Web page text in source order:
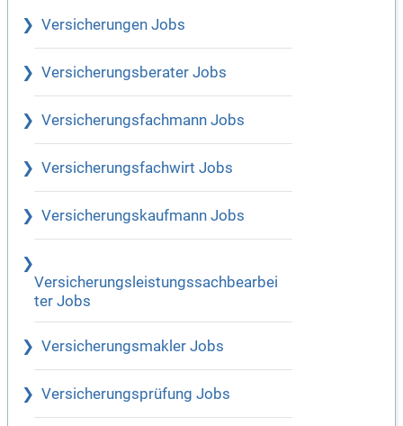
Versicherungen Jobs
Versicherungsberater Jobs
Versicherungsfachmann Jobs
Versicherungsfachwirt Jobs
Versicherungskaufmann Jobs
Versicherungsleistungssachbearbei
ter Jobs
Versicherungsmakler Jobs
Versicherungsprüfung Jobs